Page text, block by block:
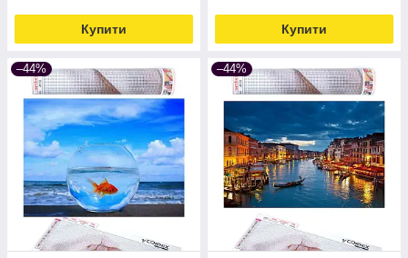
Купити Купити
–44% –44%